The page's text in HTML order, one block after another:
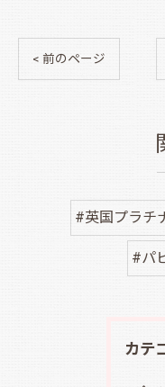
< 前のページ
#英国プラチ
#パ
カテ